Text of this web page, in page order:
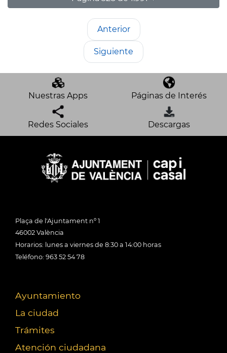
Anterior
Siguiente
Nuestras Apps Páginas de Interés
Redes Sociales Descargas
Plaça de l'Ajuntament nº 1
46002 València
Horarios: lunes a viernes de 8:30 a 14:00 horas
Teléfono: 963 52 54 78
Ayuntamiento
La ciudad
Trámites
Atención ciudadana